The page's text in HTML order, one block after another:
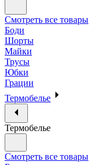
Смотреть все товары
Боди
Шорты
Майки
Трусы
Юбки
Грации
Термобелье
Термобелье
Смотреть все товары